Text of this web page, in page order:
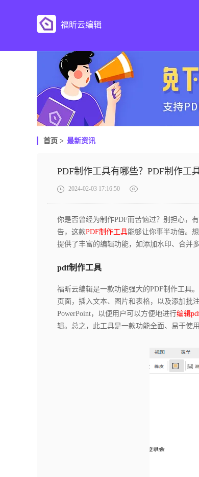
福昕云编辑
首页 > 最新资讯
PDF制作工具有哪些？PDF制作工
2024-02-03 17:16:50
你是否曾经为制作PDF而苦恼过？别担心，
告，这款PDF制作工具能够让你事半功倍。
提供了丰富的编辑功能，如添加水印、合并
pdf制作工具
福昕云编辑是一款功能强大的PDF制作工具
页面，插入文本、图片和表格，以及添加批
PowerPoint，以便用户可以方便地进行编辑
辑。总之，此工具是一款功能全面、易于使